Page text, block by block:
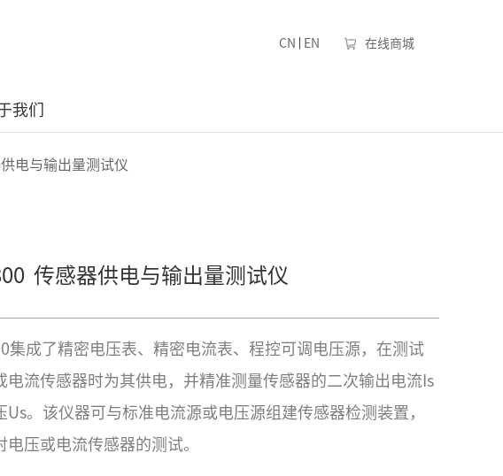
CN EN 在线商城
我们
电与输出量测试仪
传感器供电与输出量测试仪
集成了精密电压表、精密电流表、程控可调电压源，在测试
电流传感器时为其供电，并精准测量传感器的二次输出电流Is
Us。该仪器可与标准电流源或电压源组建传感器检测装置，
电压或电流传感器的测试。